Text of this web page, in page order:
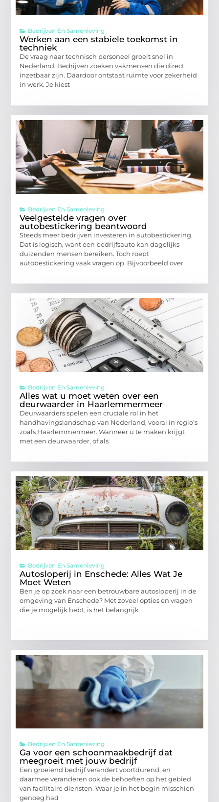
Bedrijven En Samenleving
Werken aan een stabiele toekomst in
techniek
De vraag naar technisch personeel groeit snel in
Nederland. Bedrijven zoeken vakmensen die direct
inzetbaar zijn. Daardoor ontstaat ruimte voor zekerheid
in werk. Je kiest
Bedrijven En Samenleving
Veelgestelde vragen over
autobestickering beantwoord
Steeds meer bedrijven investeren in autobestickering.
Dat is logisch, want een bedrijfsauto kan dagelijks
duizenden mensen bereiken. Toch roept
autobestickering vaak vragen op. Bijvoorbeeld over
Bedrijven En Samenleving
Alles wat u moet weten over een
deurwaarder in Haarlemmermeer
Deurwaarders spelen een cruciale rol in het
handhavingslandschap van Nederland, vooral in regio’s
zoals Haarlemmermeer. Wanneer u te maken krijgt
met een deurwaarder, of als
Bedrijven En Samenleving
Autosloperij in Enschede: Alles Wat Je
Moet Weten
Ben je op zoek naar een betrouwbare autosloperij in de
omgeving van Enschede? Met zoveel opties en vragen
die je mogelijk hebt, is het belangrijk
Bedrijven En Samenleving
Ga voor een schoonmaakbedrijf dat
meegroeit met jouw bedrijf
Een groeiend bedrijf verandert voortdurend, en
daarmee veranderen ook de behoeften op het gebied
van facilitaire diensten. Waar je in het begin misschien
genoeg had